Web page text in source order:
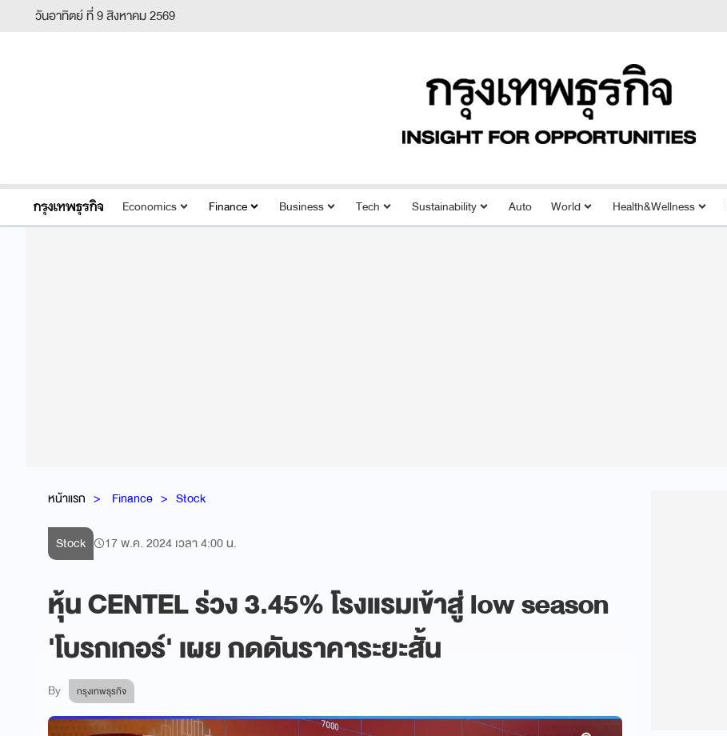
วันอาทิตย์ ที่ 9 สิงหาคม 2569
Economics Finance Business Tech Sustainability Auto World Health&Wellness
หน้าแรก Finance Stock
Stock 17 พ.ค. 2024 เวลา 4:00 น.
หุ้น CENTEL ร่วง 3.45% โรงแรมเข้าสู่ low season
'โบรกเกอร์' เผย กดดันราคาระยะสั้น
By กรุงเทพธุรกิจ